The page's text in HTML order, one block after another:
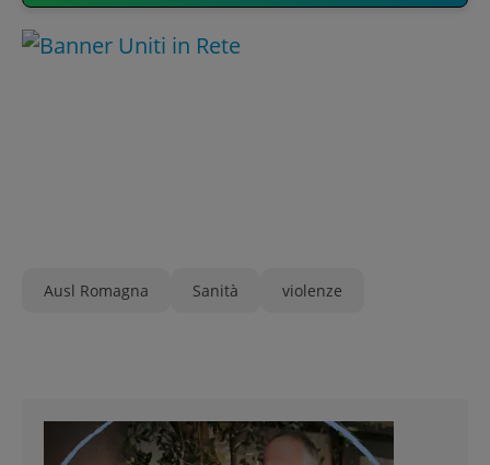
Ausl Romagna Sanità violenze